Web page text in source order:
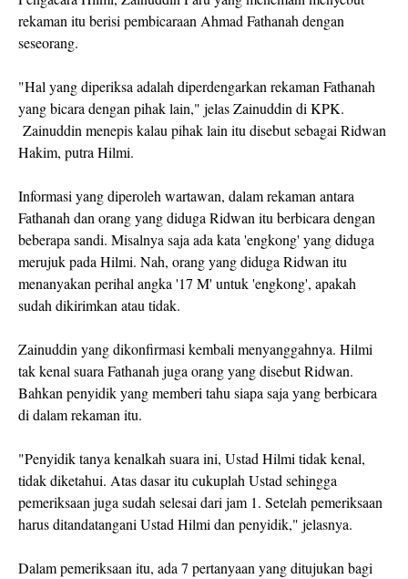
rekaman itu berisi pembicaraan Ahmad Fathanah dengan
seseorang.
"Hal yang diperiksa adalah diperdengarkan rekaman Fathanah
yang bicara dengan pihak lain," jelas Zainuddin di KPK.
Zainuddin menepis kalau pihak lain itu disebut sebagai Ridwan
Hakim, putra Hilmi.
Informasi yang diperoleh wartawan, dalam rekaman antara
Fathanah dan orang yang diduga Ridwan itu berbicara dengan
beberapa sandi. Misalnya saja ada kata 'engkong' yang diduga
merujuk pada Hilmi. Nah, orang yang diduga Ridwan itu
menanyakan perihal angka '17 M' untuk 'engkong', apakah
sudah dikirimkan atau tidak.
Zainuddin yang dikonfirmasi kembali menyanggahnya. Hilmi
tak kenal suara Fathanah juga orang yang disebut Ridwan.
Bahkan penyidik yang memberi tahu siapa saja yang berbicara
di dalam rekaman itu.
"Penyidik tanya kenalkah suara ini, Ustad Hilmi tidak kenal,
tidak diketahui. Atas dasar itu cukuplah Ustad sehingga
pemeriksaan juga sudah selesai dari jam 1. Setelah pemeriksaan
harus ditandatangani Ustad Hilmi dan penyidik," jelasnya.
Dalam pemeriksaan itu, ada 7 pertanyaan yang ditujukan bagi